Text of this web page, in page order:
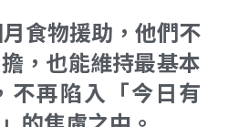
食物援助，他們不
，也能維持最基本
不再陷入「今日有